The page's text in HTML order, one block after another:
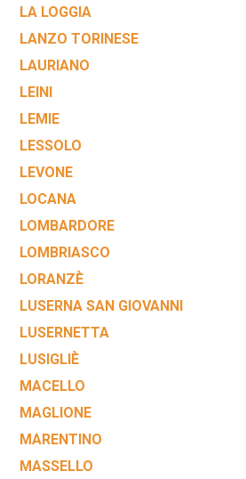
LA LOGGIA
LANZO TORINESE
LAURIANO
LEINI
LEMIE
LESSOLO
LEVONE
LOCANA
LOMBARDORE
LOMBRIASCO
LORANZÈ
LUSERNA SAN GIOVANNI
LUSERNETTA
LUSIGLIÈ
MACELLO
MAGLIONE
MARENTINO
MASSELLO